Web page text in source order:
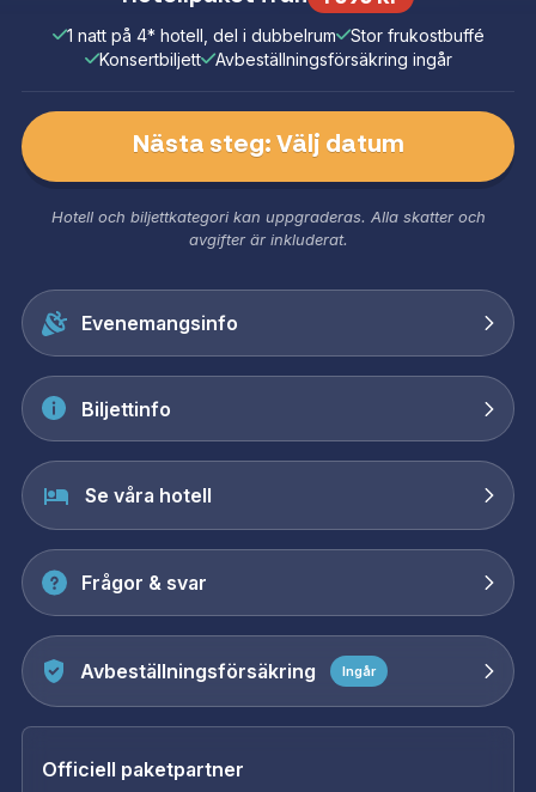
1 natt på 4* hotell, del i dubbelrum
Stor frukostbuffé
Konsertbiljett
Avbeställningsförsäkring ingår
Hotell och biljettkategori kan uppgraderas. Alla skatter och
avgifter är inkluderat.
Nästa steg: Välj datum
Evenemangsinfo
Biljettinfo
Se våra hotell
Frågor & svar
Avbeställningsförsäkring Ingår
Officiell paketpartner